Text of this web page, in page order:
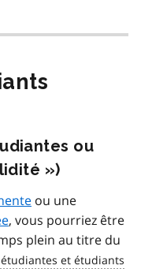
ou
»)
ou une
, vous pourriez être
plein au titre du